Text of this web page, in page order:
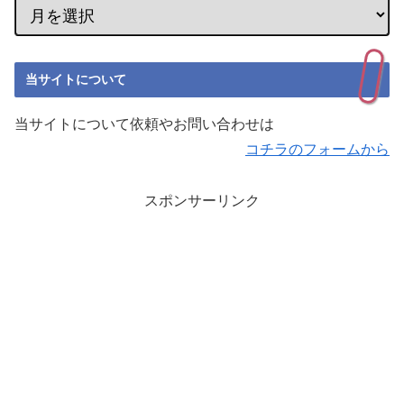
当サイトについて
当サイトについて依頼やお問い合わせは
コチラのフォームから
スポンサーリンク